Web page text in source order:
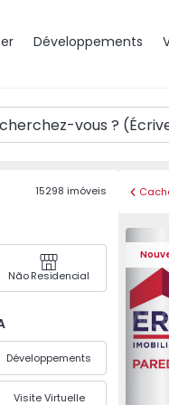
Développements
15298 imóveis
Não Residencial
Développements
Visite Virtuelle